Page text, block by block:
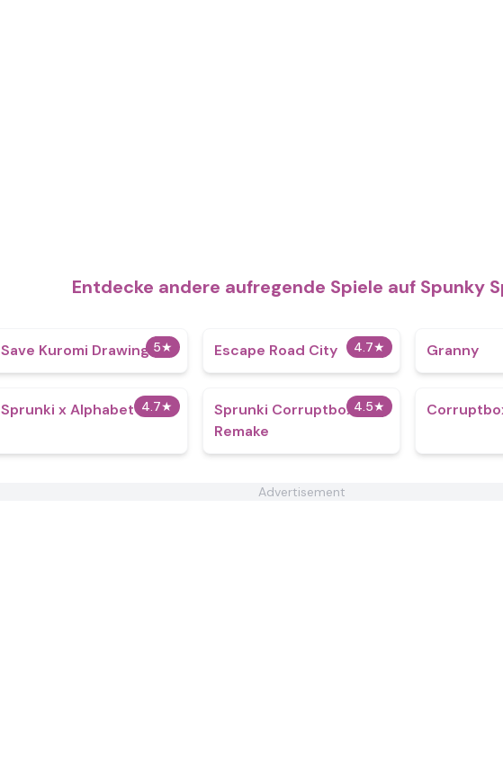
Entdecke andere aufregende Spiele auf Spunky
5★
Save Kuromi Drawing 4.7★
Escape Road City Granny
4.7★
Sprunki x Alphabet Lore 4.5★
Sprunki Corruptbox 3
Remake
Advertisement